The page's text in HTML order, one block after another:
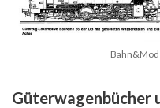
Güterwagenbücher